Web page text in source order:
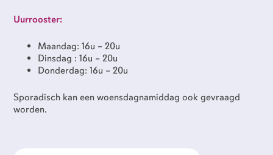
Uurrooster:
Maandag: 16u – 20u
Dinsdag : 16u – 20u
Donderdag: 16u – 20u
Sporadisch kan een woensdagnamiddag ook gevraagd
worden.